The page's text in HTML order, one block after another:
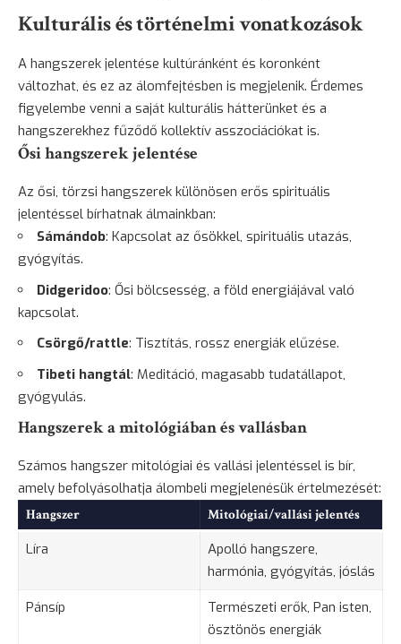
Kulturális és történelmi vonatkozások
A hangszerek jelentése kultúránként és koronként
változhat, és ez az álomfejtésben is megjelenik. Érdemes
figyelembe venni a saját kulturális hátterünket és a
hangszerekhez fűződő kollektív asszociációkat is.
Ősi hangszerek jelentése
Az ősi, törzsi hangszerek különösen erős spirituális
jelentéssel bírhatnak álmainkban:
Sámándob: Kapcsolat az ősökkel, spirituális utazás,
gyógyítás.
Didgeridoo: Ősi bölcsesség, a föld energiájával való
kapcsolat.
Csörgő/rattle: Tisztítás, rossz energiák elűzése.
Tibeti hangtál: Meditáció, magasabb tudatállapot,
gyógyulás.
Hangszerek a mitológiában és vallásban
Számos hangszer mitológiai és vallási jelentéssel is bír,
amely befolyásolhatja álombeli megjelenésük értelmezését:
Hangszer Mitológiai/vallási jelentés
Líra
Apolló hangszere,
harmónia, gyógyítás, jóslás
Pánsíp
Természeti erők, Pan isten,
ösztönös energiák